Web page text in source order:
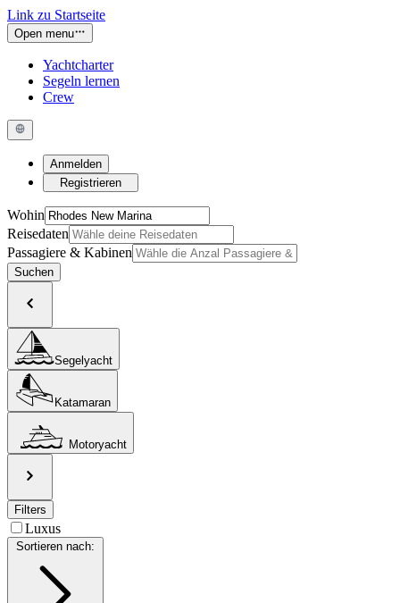
Link zu Startseite
Open menu
Yachtcharter
Segeln lernen
Crew
Anmelden
Registrieren
Wohin
Reisedaten
Passagiere & Kabinen
Suchen
Segelyacht
Katamaran
Motoryacht
Filters
Luxus
Sortieren nach